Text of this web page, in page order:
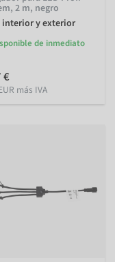
2 m, negro
interior y exterior
de inmediato
€
más IVA